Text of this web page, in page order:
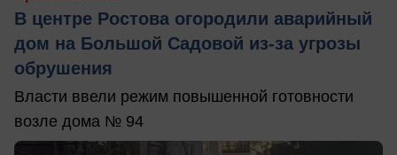
В центре Ростова огородили аварийный
дом на Большой Садовой из-за угрозы
обрушения
Власти ввели режим повышенной готовности
возле дома № 94